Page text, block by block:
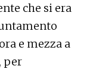
che si era
e mezza a
per